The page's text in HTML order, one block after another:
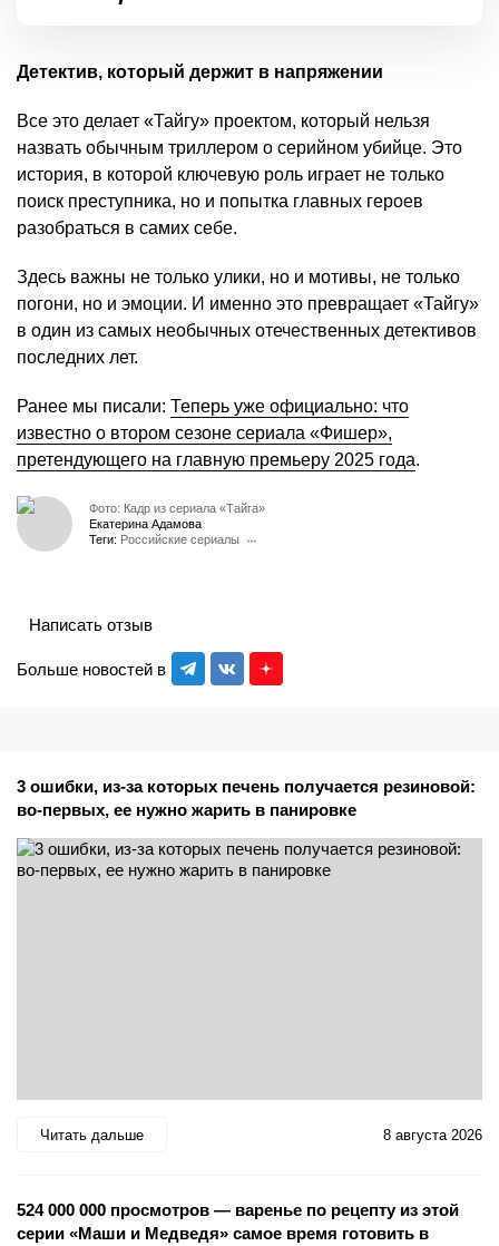
Детектив, который держит в напряжении
Все это делает «Тайгу» проектом, который нельзя
назвать обычным триллером о серийном убийце. Это
история, в которой ключевую роль играет не только
поиск преступника, но и попытка главных героев
разобраться в самих себе.
Здесь важны не только улики, но и мотивы, не только
погони, но и эмоции. И именно это превращает «Тайгу»
в один из самых необычных отечественных детективов
последних лет.
Ранее мы писали: Теперь уже официально: что
известно о втором сезоне сериала «Фишер»,
претендующего на главную премьеру 2025 года.
Фото: Кадр из сериала «Тайга»
Екатерина Адамова
Теги: Российские сериалы
Больше новостей в
Написать отзыв
3 ошибки, из-за которых печень получается резиновой:
во-первых, ее нужно жарить в панировке
Читать дальше 8 августа 2026
524 000 000 просмотров — варенье по рецепту из этой
серии «Маши и Медведя» самое время готовить в